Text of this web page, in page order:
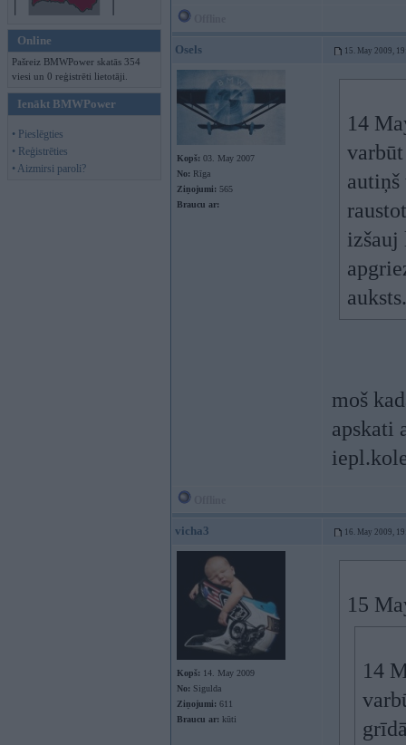
Online
Pašreiz BMWPower skatās 354
viesi un 0 reģistrēti lietotāji.
Ienākt BMWPower
• Pieslēgties
• Reģistrēties
• Aizmirsi paroli?
Osels 15. May 2009,
Kopš: 03. May 2007
No: Rīga
Ziņojumi: 565
Braucu ar:
14
izšauj
moš
apskati
vicha3 16. May 2009,
Kopš: 14. May 2009
No: Sigulda
Ziņojumi: 611
Braucu ar: kūti
15
14